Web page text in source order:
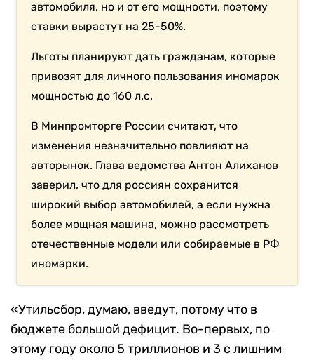
автомобиля, но и от его мощности, поэтому
ставки вырастут на 25-50%.
Льготы планируют дать гражданам, которые
привозят для личного пользования иномарок
мощностью до 160 л.с.
В Минпромторге России считают, что
изменения незначительно повлияют на
авторынок. Глава ведомства Антон Алиханов
заверил, что для россиян сохранится
широкий выбор автомобилей, а если нужна
более мощная машина, можно рассмотреть
отечественные модели или собираемые в РФ
иномарки.
«Утильсбор, думаю, введут, потому что в
бюджете большой дефицит. Во-первых, по
этому году около 5 триллионов и 3 с лишним